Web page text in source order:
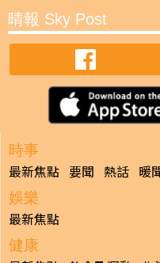
晴報 Sky Post
時事
最新焦點 要聞 熱話 暖
娛樂
最新焦點
健康